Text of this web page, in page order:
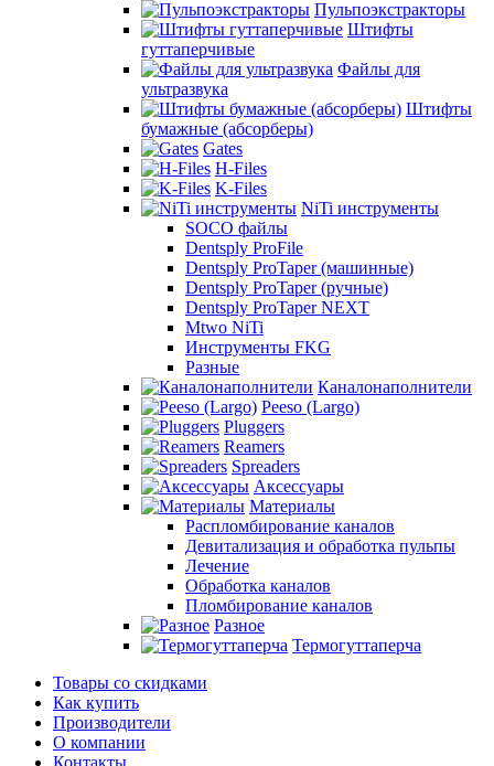
Пульпоэкстракторы
Штифты
гуттаперчивые
Файлы для
ультразвука
Штифты
бумажные (абсорберы)
Gates
H-Files
K-Files
NiTi инструменты
SOCO файлы
Dentsply ProFile
Dentsply ProTaper (машинные)
Dentsply ProTaper (ручные)
Dentsply ProTaper NEXT
Mtwo NiTi
Инструменты FKG
Разные
Каналонаполнители
Peeso (Largo)
Pluggers
Reamers
Spreaders
Аксессуары
Материалы
Распломбирование каналов
Девитализация и обработка пульпы
Лечение
Обработка каналов
Пломбирование каналов
Разное
Термогуттаперча
Товары со скидками
Как купить
Производители
О компании
Контакты